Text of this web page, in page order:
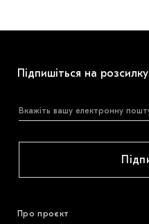
Підпишіться на розсилку
Про проєкт